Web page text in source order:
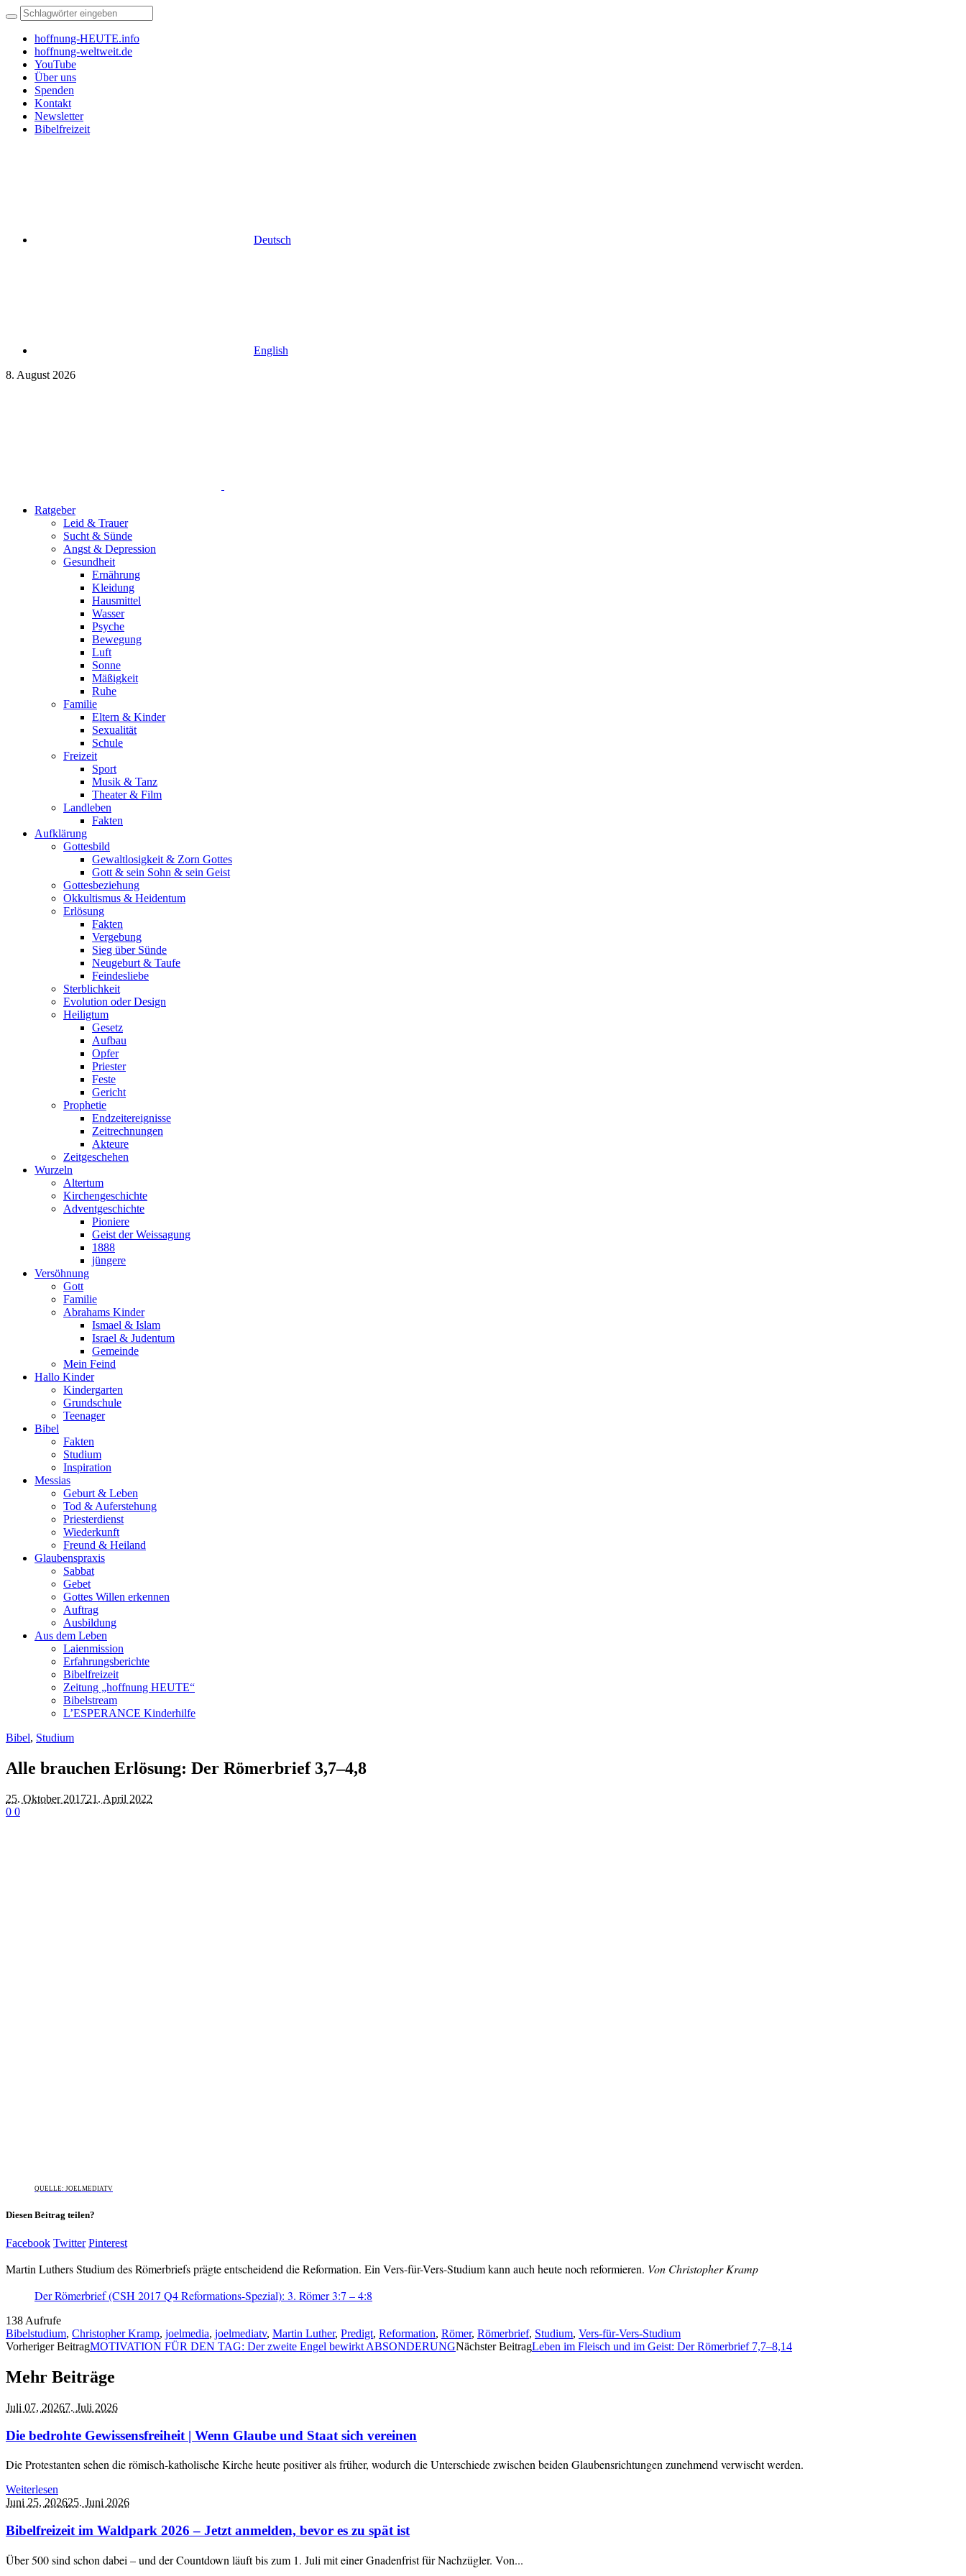
hoffnung-HEUTE.info
hoffnung-weltweit.de
YouTube
Über uns
Spenden
Kontakt
Newsletter
Bibelfreizeit
Deutsch
English
8. August 2026
Ratgeber
Leid & Trauer
Sucht & Sünde
Angst & Depression
Gesundheit
Ernährung
Kleidung
Hausmittel
Wasser
Psyche
Bewegung
Luft
Sonne
Mäßigkeit
Ruhe
Familie
Eltern & Kinder
Sexualität
Schule
Freizeit
Sport
Musik & Tanz
Theater & Film
Landleben
Fakten
Aufklärung
Gottesbild
Gewaltlosigkeit & Zorn Gottes
Gott & sein Sohn & sein Geist
Gottesbeziehung
Okkultismus & Heidentum
Erlösung
Fakten
Vergebung
Sieg über Sünde
Neugeburt & Taufe
Feindesliebe
Sterblichkeit
Evolution oder Design
Heiligtum
Gesetz
Aufbau
Opfer
Priester
Feste
Gericht
Prophetie
Endzeitereignisse
Zeitrechnungen
Akteure
Zeitgeschehen
Wurzeln
Altertum
Kirchengeschichte
Adventgeschichte
Pioniere
Geist der Weissagung
1888
jüngere
Versöhnung
Gott
Familie
Abrahams Kinder
Ismael & Islam
Israel & Judentum
Gemeinde
Mein Feind
Hallo Kinder
Kindergarten
Grundschule
Teenager
Bibel
Fakten
Studium
Inspiration
Messias
Geburt & Leben
Tod & Auferstehung
Priesterdienst
Wiederkunft
Freund & Heiland
Glaubenspraxis
Sabbat
Gebet
Gottes Willen erkennen
Auftrag
Ausbildung
Aus dem Leben
Laienmission
Erfahrungsberichte
Bibelfreizeit
Zeitung „hoffnung HEUTE“
Bibelstream
L’ESPERANCE Kinderhilfe
Bibel, Studium
Alle brauchen Erlösung: Der Römerbrief 3,7–4,8
25. Oktober 201721. April 2022
0 0
QUELLE: JOELMEDIATV
Diesen Beitrag teilen?
Facebook Twitter Pinterest
Martin Luthers Studium des Römerbriefs prägte entscheidend die Reformation. Ein Vers-für-Vers-Studium kann auch heute noch reformieren. Von Christopher Kramp
Der Römerbrief (CSH 2017 Q4 Reformations-Spezial): 3. Römer 3:7 – 4:8
138 Aufrufe
Bibelstudium, Christopher Kramp, joelmedia, joelmediatv, Martin Luther, Predigt, Reformation, Römer, Römerbrief, Studium, Vers-für-Vers-Studium
Vorheriger BeitragMOTIVATION FÜR DEN TAG: Der zweite Engel bewirkt ABSONDERUNGNächster BeitragLeben im Fleisch und im Geist: Der Römerbrief 7,7–8,14
Mehr Beiträge
Juli 07, 20267. Juli 2026
Die bedrohte Gewissensfreiheit | Wenn Glaube und Staat sich vereinen
Die Protestanten sehen die römisch-katholische Kirche heute positiver als früher, wodurch die Unterschiede zwischen beiden Glaubensrichtungen zunehmend verwischt werden.
Weiterlesen
Juni 25, 202625. Juni 2026
Bibelfreizeit im Waldpark 2026 – Jetzt anmelden, bevor es zu spät ist
Über 500 sind schon dabei – und der Countdown läuft bis zum 1. Juli mit einer Gnadenfrist für Nachzügler. Von...